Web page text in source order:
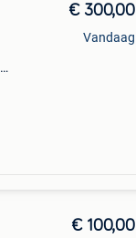
€ 300,00
Vandaag
€ 100,00